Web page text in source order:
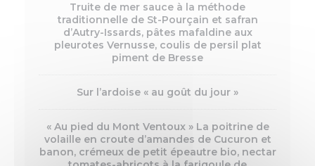
Truite de mer sauce à la méthode
traditionnelle de St-Pourçain et safran
d’Autry-Issards, pâtes mafaldine aux
pleurotes Vernusse, coulis de persil plat
piment de Bresse
Sur l’ardoise « au goût du jour »
« Au pied du Mont Ventoux » La poitrine de
volaille en croute d’amandes de Cucuron et
banon, crémeux de petit épeautre bio, nectar